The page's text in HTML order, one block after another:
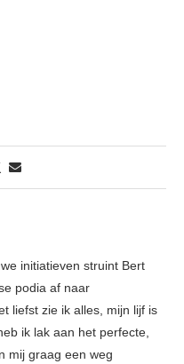
initiatieven struint Bert
podia af naar
liefst zie ik alles, mijn lijf is
ik lak aan het perfecte,
mij graag een weg